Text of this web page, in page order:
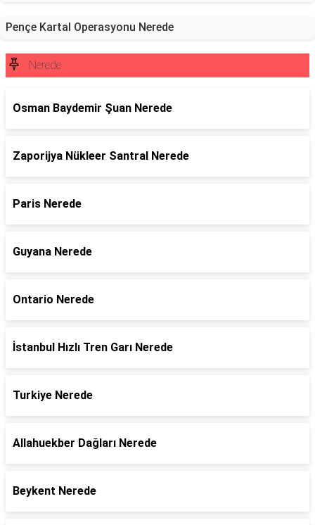
Pençe Kartal Operasyonu Nerede
Nerede
Osman Baydemir Şuan Nerede
Zaporijya Nükleer Santral Nerede
Paris Nerede
Guyana Nerede
Ontario Nerede
İstanbul Hızlı Tren Garı Nerede
Turkiye Nerede
Allahuekber Dağları Nerede
Beykent Nerede